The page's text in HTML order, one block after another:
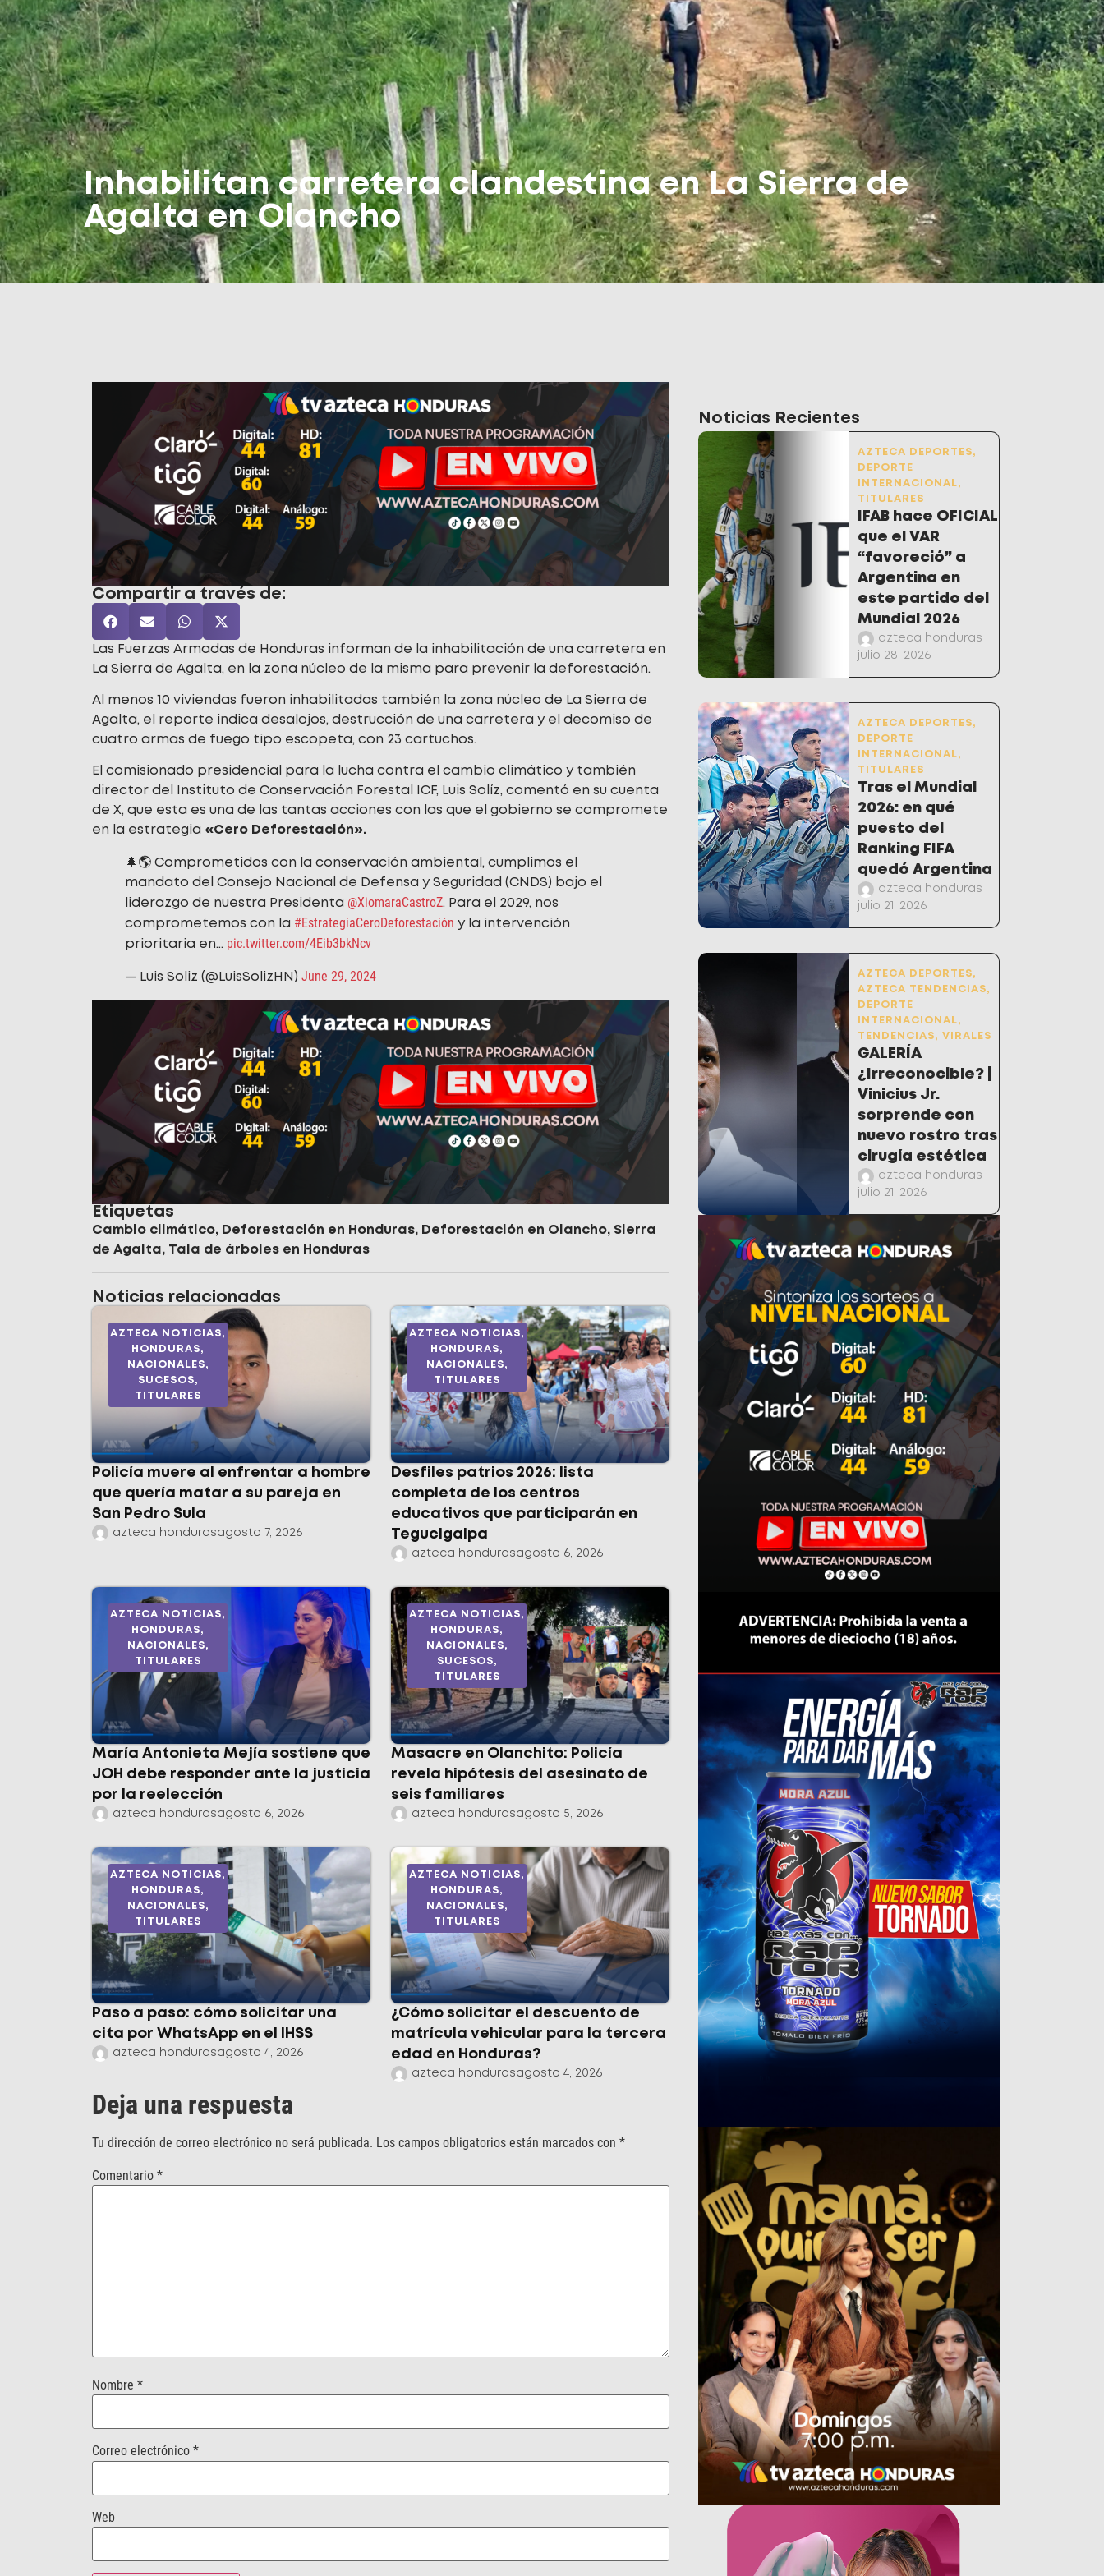
Inhabilitan carretera clandestina en La Sierra de
Agalta en Olancho
Compartir a través de:
Las Fuerzas Armadas de Honduras informan de la inhabilitación de una carretera en
La Sierra de Agalta, en la zona núcleo de la misma para prevenir la deforestación.
Al menos 10 viviendas fueron inhabilitadas también la zona núcleo de La Sierra de
Agalta, el reporte indica desalojos, destrucción de una carretera y el decomiso de
cuatro armas de fuego tipo escopeta, con 23 cartuchos.
El comisionado presidencial para la lucha contra el cambio climático y también
director del Instituto de Conservación Forestal ICF, Luis Solíz, comentó en su cuenta
de X, que esta es una de las tantas acciones con las que el gobierno se compromete
en la estrategia «Cero Deforestación».
🌲🌎 Comprometidos con la conservación ambiental, cumplimos el
mandato del Consejo Nacional de Defensa y Seguridad (CNDS) bajo el
liderazgo de nuestra Presidenta @XiomaraCastroZ. Para el 2029, nos
comprometemos con la #EstrategiaCeroDeforestación y la intervención
prioritaria en… pic.twitter.com/4Eib3bkNcv
— Luis Soliz (@LuisSolizHN) June 29, 2024
Etiquetas
Cambio climático, Deforestación en Honduras, Deforestación en Olancho, Sierra
de Agalta, Tala de árboles en Honduras
Noticias relacionadas
AZTECA NOTICIAS,
HONDURAS,
NACIONALES,
SUCESOS,
TITULARES
Policía muere al enfrentar a hombre
que quería matar a su pareja en
San Pedro Sula
azteca hondurasagosto 7, 2026
AZTECA NOTICIAS,
HONDURAS,
NACIONALES,
TITULARES
Desfiles patrios 2026: lista
completa de los centros
educativos que participarán en
Tegucigalpa
azteca hondurasagosto 6, 2026
AZTECA NOTICIAS,
HONDURAS,
NACIONALES,
TITULARES
María Antonieta Mejía sostiene que
JOH debe responder ante la justicia
por la reelección
azteca hondurasagosto 6, 2026
AZTECA NOTICIAS,
HONDURAS,
NACIONALES,
SUCESOS,
TITULARES
Masacre en Olanchito: Policía
revela hipótesis del asesinato de
seis familiares
azteca hondurasagosto 5, 2026
AZTECA NOTICIAS,
HONDURAS,
NACIONALES,
TITULARES
Paso a paso: cómo solicitar una
cita por WhatsApp en el IHSS
azteca hondurasagosto 4, 2026
AZTECA NOTICIAS,
HONDURAS,
NACIONALES,
TITULARES
¿Cómo solicitar el descuento de
matrícula vehicular para la tercera
edad en Honduras?
azteca hondurasagosto 4, 2026
Deja una respuesta
Tu dirección de correo electrónico no será publicada. Los campos obligatorios están marcados con *
Comentario *
Nombre *
Correo electrónico *
Web
Noticias Recientes
AZTECA DEPORTES,
DEPORTE
INTERNACIONAL,
TITULARES
IFAB hace OFICIAL
que el VAR
“favoreció” a
Argentina en
este partido del
Mundial 2026
azteca honduras
julio 28, 2026
AZTECA DEPORTES,
DEPORTE
INTERNACIONAL,
TITULARES
Tras el Mundial
2026: en qué
puesto del
Ranking FIFA
quedó Argentina
azteca honduras
julio 21, 2026
AZTECA DEPORTES,
AZTECA TENDENCIAS,
DEPORTE
INTERNACIONAL,
TENDENCIAS, VIRALES
GALERÍA
¿Irreconocible? |
Vinicius Jr.
sorprende con
nuevo rostro tras
cirugía estética
azteca honduras
julio 21, 2026